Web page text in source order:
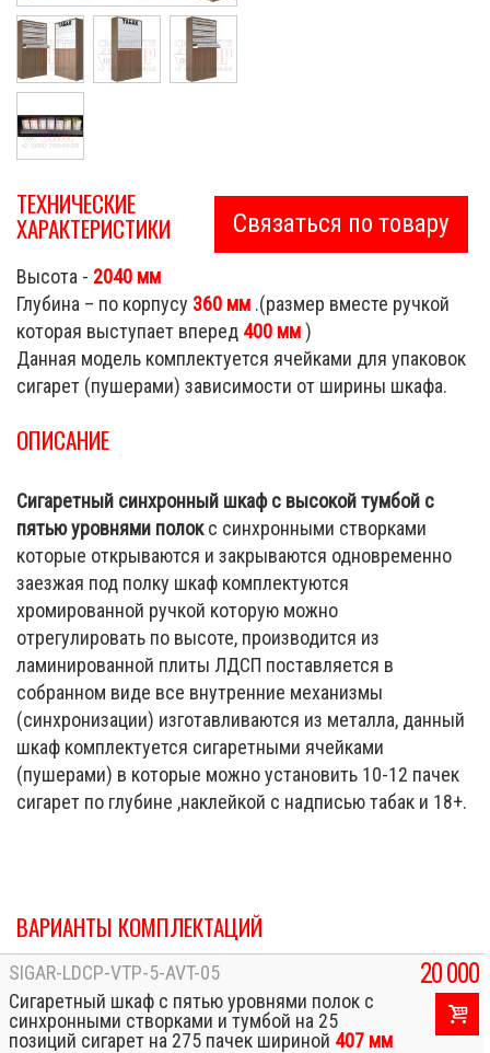
Cigarette Shop
Связаться по товару
ТЕХНИЧЕСКИЕ
ХАРАКТЕРИСТИКИ
Высота - 2040 мм
Глубина – по корпусу 360 мм .(размер вместе ручкой
которая выступает вперед 400 мм)
Данная модель комплектуется ячейками для упаковок
сигарет (пушерами) зависимости от ширины шкафа.
ОПИСАНИЕ
Сигаретный синхронный шкаф с высокой тумбой с
пятью уровнями полокс синхронными створками
которые открываются и закрываются одновременно
заезжая под полку шкаф комплектуются
хромированной ручкой которую можно
отрегулировать по высоте, производится из
ламинированной плиты ЛДСП поставляется в
собранном виде все внутренние механизмы
(синхронизации) изготавливаются из металла, данный
шкаф комплектуется сигаретными ячейками
(пушерами) в которые можно установить 10-12 пачек
сигарет по глубине ,наклейкой с надписью табак и 18+.
ВАРИАНТЫ КОМПЛЕКТАЦИЙ
SIGAR-LDCP-VTP-5-AVT-05
Сигаретный шкаф с пятью уровнями полок с
синхронными створками и тумбой на 25
позиций сигарет на 275 пачек шириной 407 мм
20 000